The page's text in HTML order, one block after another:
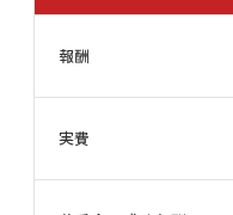
報酬
実費